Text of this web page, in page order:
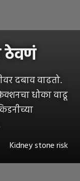
ठेवणं
दबाव वाढतो.
धोका वाढू
Kidney stone risk